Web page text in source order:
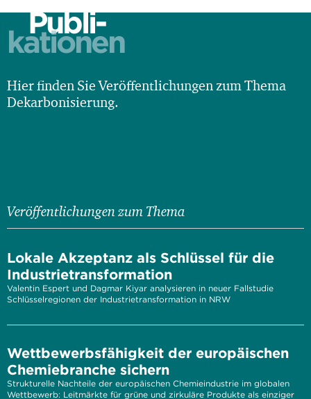
Publi-
kationen
Hier finden Sie Veröffentlichungen zum Thema
Dekarbonisierung.
Veröffentlichungen zum Thema
Lokale Akzeptanz als Schlüssel für die
Industrietransformation
Valentin Espert und Dagmar Kiyar analysieren in neuer Fallstudie
Schlüsselregionen der Industrietransformation in NRW
Wettbewerbsfähigkeit der europäischen
Chemiebranche sichern
Strukturelle Nachteile der europäischen Chemieindustrie im globalen
Wettbewerb: Leitmärkte für grüne und zirkuläre Produkte als einziger